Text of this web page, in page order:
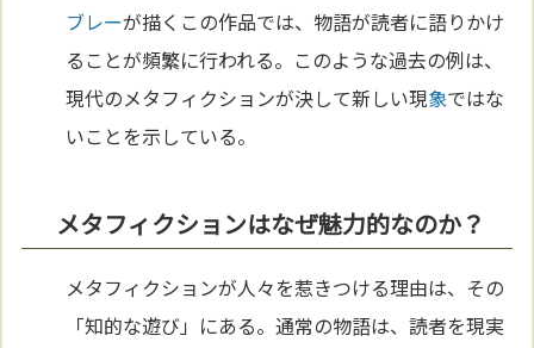
ブレーが描くこの作品では、物語が読者に語りかけ
ることが頻繁に行われる。このような過去の例は、
現代のメタフィクションが決して新しい現象ではな
いことを示している。
メタフィクションはなぜ魅力的なのか？
メタフィクションが人々を惹きつける理由は、その
「知的な遊び」にある。通常の物語は、読者を現実